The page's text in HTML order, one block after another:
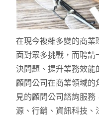
在現今複雜多變的商
面對眾多挑戰，而聘
決問題、提升業務效
顧問公司在商業領域的
見的顧問公司諮詢服
源、行銷、資訊科技、